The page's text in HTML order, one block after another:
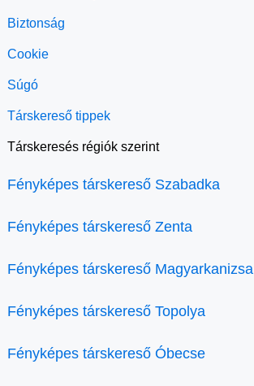
Biztonság
Cookie
Súgó
Társkereső tippek
Társkeresés régiók szerint
Fényképes társkereső Szabadka
Fényképes társkereső Zenta
Fényképes társkereső Magyarkanizsa
Fényképes társkereső Topolya
Fényképes társkereső Óbecse